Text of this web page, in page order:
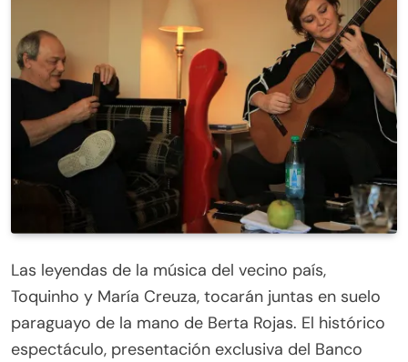
Las leyendas de la música del vecino país,
Toquinho y María Creuza, tocarán juntas en suelo
paraguayo de la mano de Berta Rojas. El histórico
espectáculo, presentación exclusiva del Banco